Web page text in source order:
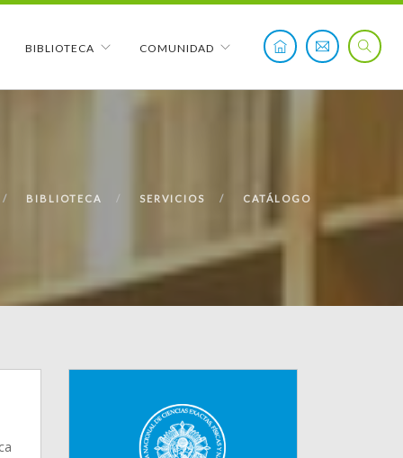
BIBLIOTECA COMUNIDAD
BIBLIOTECA SERVICIOS CATÁLOGO